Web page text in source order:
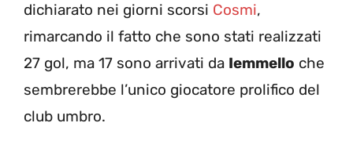
dichiarato nei giorni scorsi Cosmi,
rimarcando il fatto che sono stati realizzati
27 gol, ma 17 sono arrivati da Iemmello che
sembrerebbe l’unico giocatore prolifico del
club umbro.